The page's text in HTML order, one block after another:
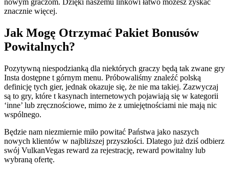
znacznie więcej.
Jak Mogę Otrzymać Pakiet Bonusów
Powitalnych?
Pozytywną niespodzianką dla niektórych graczy będą tak zwane gry
Insta dostępne t górnym menu. Próbowaliśmy znaleźć polską
definicję tych gier, jednak okazuje się, że nie ma takiej. Zazwyczaj
są to gry, które t kasynach internetowych pojawiają się w kategorii
‘inne’ lub zręcznościowe, mimo że z umiejętnościami nie mają nic
wspólnego.
Będzie nam niezmiernie miło powitać Państwa jako naszych
nowych klientów w najbliższej przyszłości. Dlatego już dziś odbierz
swój VulkanVegas reward za rejestrację, reward powitalny lub
wybraną ofertę.